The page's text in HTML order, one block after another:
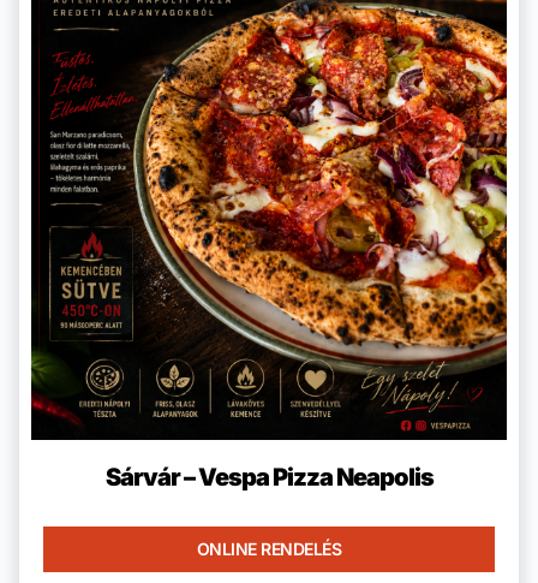
Sárvár – Vespa Pizza Neapolis
ONLINE RENDELÉS